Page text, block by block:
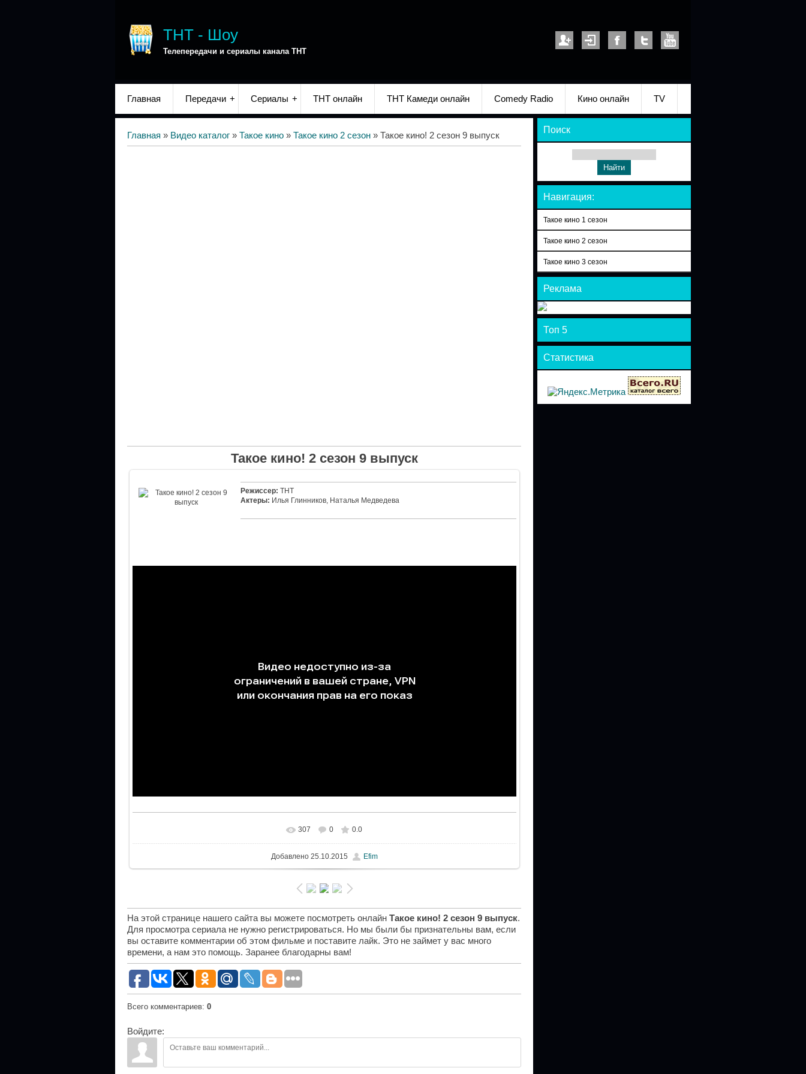
ТНТ - Шоу
Телепередачи и сериалы канала ТНТ
Главная Передачи Сериалы ТНТ онлайн ТНТ Камеди онлайн Comedy Radio Кино онлайн TV
Главная » Видео каталог » Такое кино » Такое кино 2 сезон » Такое кино! 2 сезон 9 выпуск
Такое кино! 2 сезон 9 выпуск
Режиссер: ТНТ
Актеры: Илья Глинников, Наталья Медведева
307 0 0.0
Добавлено25.10.2015 Efim
На этой странице нашего сайта вы можете посмотреть онлайн Такое кино! 2 сезон 9 выпуск.
Для просмотра сериала не нужно регистрироваться. Но мы были бы признательны вам, если
вы оставите комментарии об этом фильме и поставите лайк. Это не займет у вас много
времени, а нам это помощь. Заранее благодарны вам!
Всего комментариев: 0
Войдите:
Поиск
Навигация:
Такое кино 1 сезон
Такое кино 2 сезон
Такое кино 3 сезон
Реклама
Топ 5
Статистика